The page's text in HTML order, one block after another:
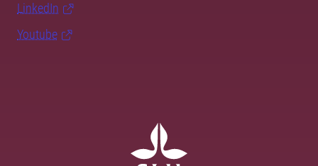
LinkedIn
Youtube